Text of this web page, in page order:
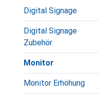
Digital Signage
Digital Signage
Zubehör
Monitor
Monitor Erhöhung